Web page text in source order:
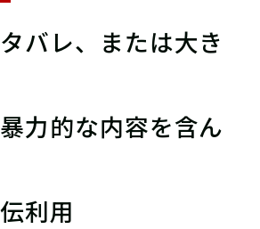
バレ、または大き
力的な内容を含ん
利用